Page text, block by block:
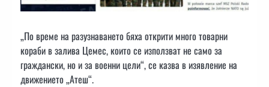
„По време на разузнаването бяха открити много товарни
кораби в залива Цемес, които се използват не само за
граждански, но и за военни цели“, се казва в изявление на
движението „Атеш“.